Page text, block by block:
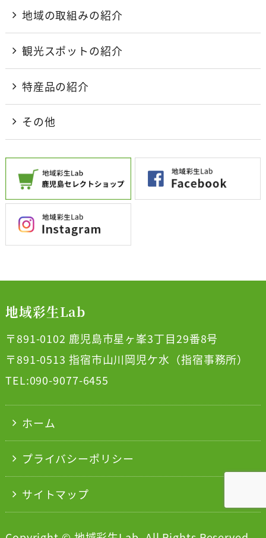
地域の取組みの紹介
観光スポットの紹介
特産品の紹介
その他
地域彩生Lab
〒891-0102 鹿児島市星ヶ峯3丁目29番8号
〒891-0513 指宿市山川岡児ケ水（指宿事務所）
TEL:090-9077-6455
ホーム
プライバシーポリシー
サイトマップ